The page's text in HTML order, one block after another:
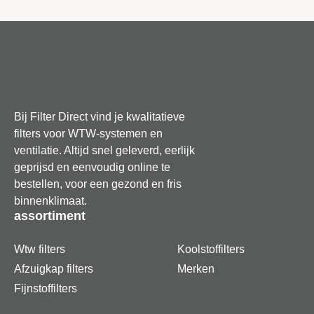
hygiënische werkomgeving met een machine die altijd op
vol vermogen presteert.
kenmerken
Maximale voordeelverpakking van 30 stuks voor
intensief professioneel gebruik
Vervaardigd uit hoogwaardig synthetisch vlies dat
bestand is tegen scherpe objecten
Bij Filter Direct vind je kwalitatieve
filters voor WTW-systemen en
ventilatie. Altijd snel geleverd, eerlijk
geprijsd en eenvoudig online te
bestellen, voor een gezond en fris
binnenklimaat.
assortiment
Wtw filters
Afzuigkap filters
Fijnstoffilters
Koolstoffilters
Merken